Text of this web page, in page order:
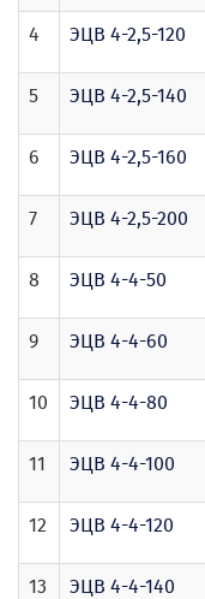
4 ЭЦВ 4-2,5-120
5 ЭЦВ 4-2,5-140
6 ЭЦВ 4-2,5-160
7 ЭЦВ 4-2,5-200
8 ЭЦВ 4-4-50
9 ЭЦВ 4-4-60
10 ЭЦВ 4-4-80
11 ЭЦВ 4-4-100
12 ЭЦВ 4-4-120
13 ЭЦВ 4-4-140